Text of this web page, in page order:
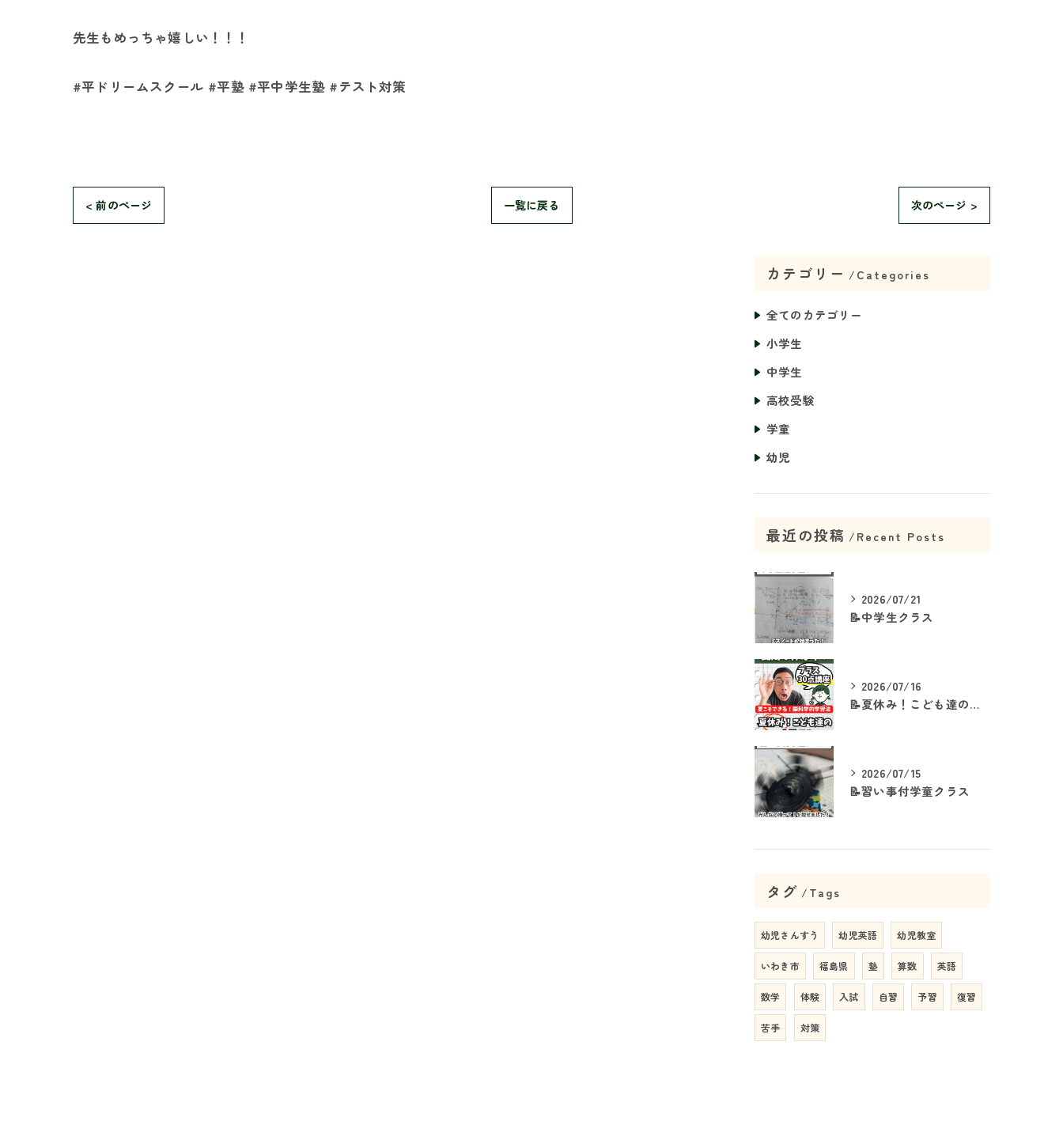
先生もめっちゃ嬉しい！！！
#平ドリームスクール #平塾 #平中学生塾 #テスト対策
< 前のページ 一覧に戻る 次のページ >
カテゴリー Categories
全てのカテゴリー
小学生
中学生
高校受験
学童
幼児
最近の投稿 Recent Posts
2026/07/21
📝中学生クラス
2026/07/16
📝夏休み！こども達の「ココ」を見て！👀
2026/07/15
📝習い事付学童クラス
タグ Tags
幼児さんすう 幼児英語 幼児教室
いわき市 福島県 塾 算数 英語
数学 体験 入試 自習 予習 復習
苦手 対策